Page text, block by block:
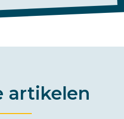
artikelen